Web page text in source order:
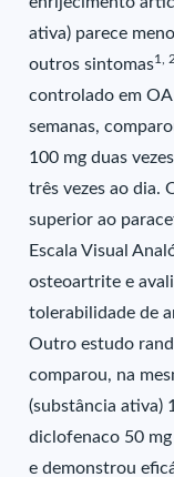
ativa) parece
outros sintomas1, 2
controlado em
semanas,
100 mg duas
três vezes ao dia.
superior ao
Escala Visual
osteoartrite e
tolerabilidade de
Outro estudo
comparou, na
(substância ativa)
diclofenaco 50 mg
e demonstrou